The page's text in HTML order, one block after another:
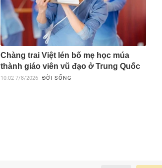
Chàng trai Việt lén bố mẹ học múa
thành giáo viên vũ đạo ở Trung Quốc
10:02 7/8/2026 ĐỜI SỐNG